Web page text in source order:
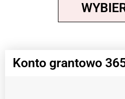
Konto grantowo